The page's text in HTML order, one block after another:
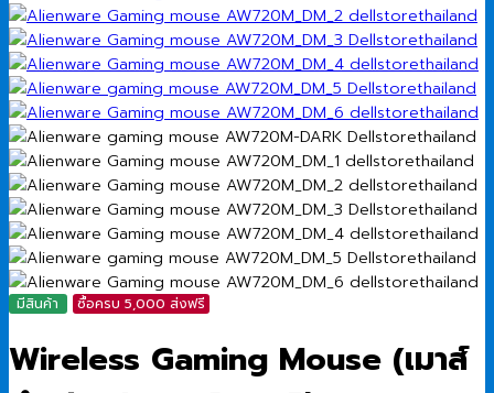
มีสินค้า ซื้อครบ 5,000 ส่งฟรี
Wireless Gaming Mouse (เมาส์